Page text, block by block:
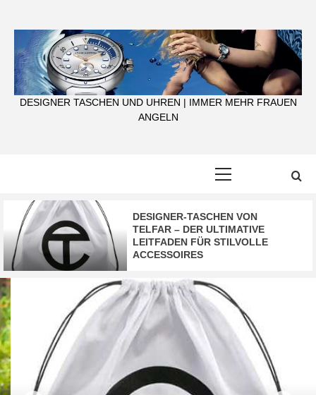
content
DESIGNER TASCHEN UND UHREN | IMMER MEHR FRAUEN
ANGELN
DESIGNER-TASCHEN VON
TELFAR – DER ULTIMATIVE
LEITFADEN FÜR STILVOLLE
ACCESSOIRES